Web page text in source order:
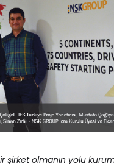
şirket olmanın yolu